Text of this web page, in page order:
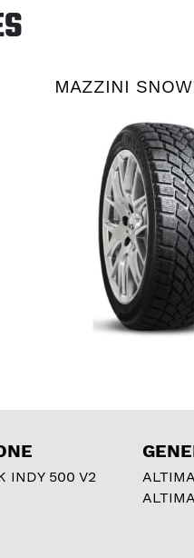
MAZZINI
INDY 500 V2